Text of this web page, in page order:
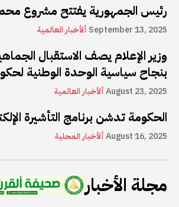
رئيس الجمهورية يفتتح مشروع
ألأخبار العالمية September 13, 2025
وزير الإعلام يصف الاستقبال
بنجاح سياسية الوحدة الوطنية
ألأخبار العالميةAugust 23, 2025
الحكومة تدشن برنامج التأشيرة
ألأخبار المحليةAugust 16, 2025
مجلة الأخبار